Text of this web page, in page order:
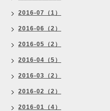
2016-07（1）
2016-06（2）
2016-05（2）
2016-04（5）
2016-03（2）
2016-02（2）
2016-01（4）